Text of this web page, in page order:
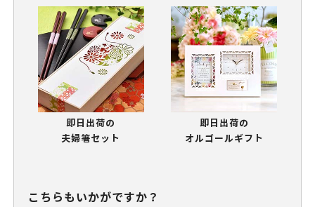
即日出荷の
夫婦箸セット
即日出荷の
オルゴールギフト
こちらもいかがですか？